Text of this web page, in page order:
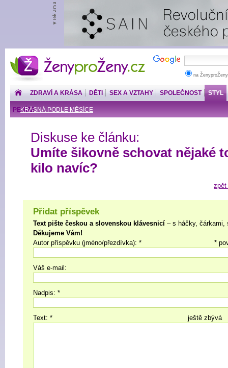
ŽenyproŽeny.cz
na
ZDRAVÍ A KRÁSA DĚTI SEX A VZTAHY SPOLEČNOST STYL
KRÁSNÁ PODLE MĚSÍCE
PENÍZE
Diskuse ke článku:
Umíte šikovně schovat nějaké
kilo navíc?
zpět
Přidat příspěvek
Text pište českou a slovenskou klávesnicí – s háčky, čárkami,
Děkujeme Vám!
*
Autor příspěvku (jméno/přezdívka): *
Váš e-mail:
Nadpis: *
ještě zbývá
Text: *